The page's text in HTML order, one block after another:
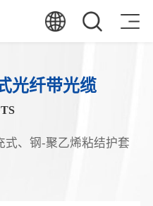
光纤带光缆
式、钢-聚乙烯粘结护套